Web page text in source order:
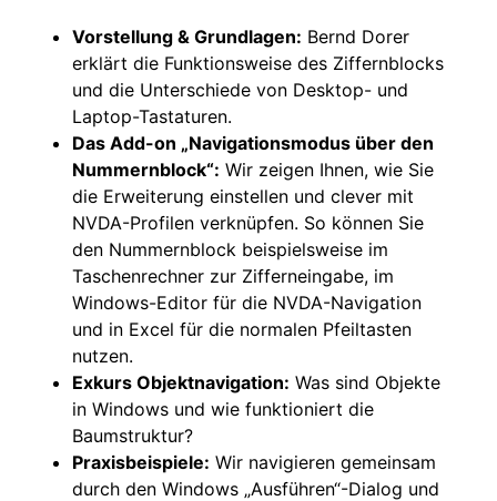
Vorstellung & Grundlagen: Bernd Dorer
erklärt die Funktionsweise des Ziffernblocks
und die Unterschiede von Desktop- und
Laptop-Tastaturen.
Das Add-on „Navigationsmodus über den
Nummernblock“: Wir zeigen Ihnen, wie Sie
die Erweiterung einstellen und clever mit
NVDA-Profilen verknüpfen. So können Sie
den Nummernblock beispielsweise im
Taschenrechner zur Zifferneingabe, im
Windows-Editor für die NVDA-Navigation
und in Excel für die normalen Pfeiltasten
nutzen.
Exkurs Objektnavigation: Was sind Objekte
in Windows und wie funktioniert die
Baumstruktur?
Praxisbeispiele: Wir navigieren gemeinsam
durch den Windows „Ausführen“-Dialog und